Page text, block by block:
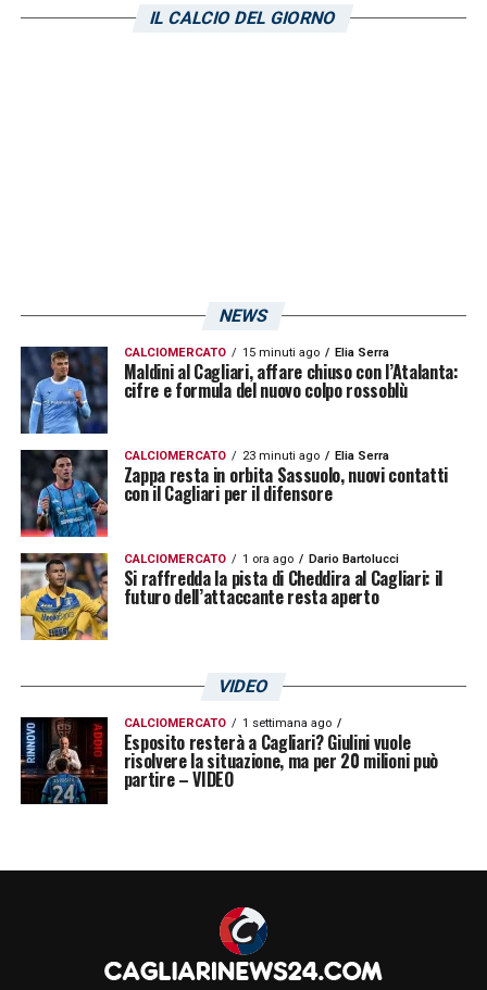
stagione dove ha disputato 22 partite in tutte
IL CALCIO DEL GIORNO
NEWS
CALCIOMERCATO 15 minuti ago Elia Serra
Maldini al Cagliari, affare chiuso con l’Atalanta:
cifre e formula del nuovo colpo rossoblù
CALCIOMERCATO 23 minuti ago Elia Serra
Zappa resta in orbita Sassuolo, nuovi contatti
con il Cagliari per il difensore
CALCIOMERCATO 1 ora ago Dario Bartolucci
Si raffredda la pista di Cheddira al Cagliari: il
futuro dell’attaccante resta aperto
VIDEO
CALCIOMERCATO 1 settimana ago
Esposito resterà a Cagliari? Giulini vuole
risolvere la situazione, ma per 20 milioni può
partire – VIDEO